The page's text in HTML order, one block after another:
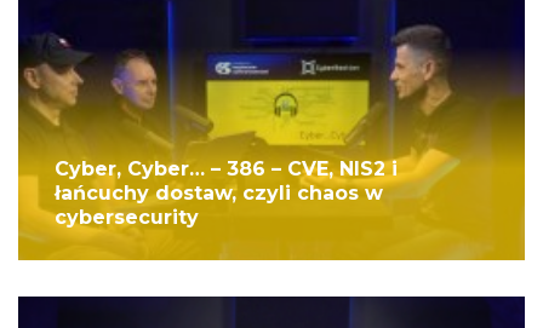
Cyber, Cyber… – 386 – CVE, NIS2 i
łańcuchy dostaw, czyli chaos w
cybersecurity